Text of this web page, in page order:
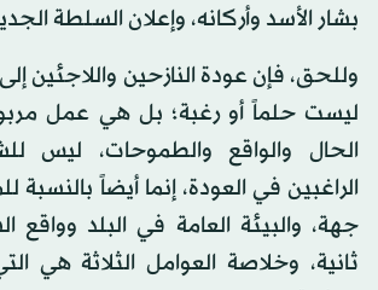
بشار الأسد وأركانه، وإعلان السلطة
وللحق، فإن عودة النازحين واللاجئين
ليست حلماً أو رغبة؛ بل هي عمل
الحال والواقع والطموحات، ليس
الراغبين في العودة، إنما أيضاً
جهة، والبيئة العامة في البلد
ثانية، وخلاصة العوامل الثلاثة هي